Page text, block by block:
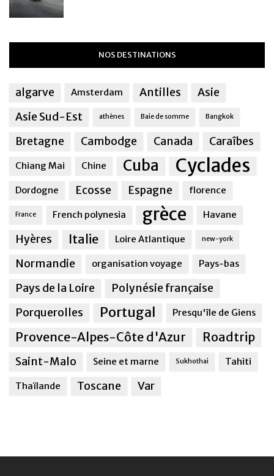
NOS DESTINATIONS
algarve Amsterdam Antilles
Asie
Asie Sud-Est
athènes Baie de somme Bangkok
Bretagne Cambodge Canada Caraîbes
Chiang Mai Chine Cuba Cyclades
Dordogne Ecosse Espagne florence
France French polynesia grèce Havane
Hyères Italie Loire Atlantique new-york
Normandie organisation voyage Pays-bas
Pays de la Loire
Polynésie française
Porquerolles
Portugal Presqu'île de Giens
Provence-Alpes-Côte d'Azur Roadtrip
Saint-Malo Seine et marne Sukhothai Tahiti
Thaïlande Toscane Var